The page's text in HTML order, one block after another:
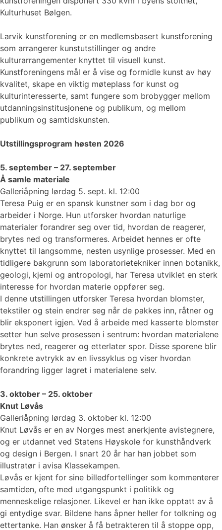
Kulturhuset Bølgen.
Larvik kunstforening er en medlemsbasert kunstforening
som arrangerer kunstutstillinger og andre
kulturarrangementer knyttet til visuell kunst.
Kunstforeningens mål er å vise og formidle kunst av høy
kvalitet, skape en viktig møteplass for kunst og
kulturinteresserte, samt fungere som brobygger mellom
utdanningsinstitusjonene og publikum, og mellom
publikum og samtidskunsten.
Utstillingsprogram høsten 2026
5. september – 27. september
Å samle materiale
Galleriåpning lørdag 5. sept. kl. 12:00
Teresa Puig er en spansk kunstner som i dag bor og
arbeider i Norge. Hun utforsker hvordan naturlige
materialer forandrer seg over tid, hvordan de reagerer,
brytes ned og transformeres. Arbeidet hennes er ofte
knyttet til langsomme, nesten usynlige prosesser. Med en
tidligere bakgrunn som laboratorietekniker innen botanikk,
geologi, kjemi og antropologi, har Teresa utviklet en sterk
interesse for hvordan materie oppfører seg.
I denne utstillingen utforsker Teresa hvordan blomster,
tekstiler og stein endrer seg når de pakkes inn, råtner og
blir eksponert igjen. Ved å arbeide med kasserte blomster
setter hun selve prosessen i sentrum: hvordan materialene
brytes ned, reagerer og etterlater spor. Disse sporene blir
konkrete avtrykk av en livssyklus og viser hvordan
forandring ligger lagret i materialene selv.
3. oktober – 25. oktober
Knut Løvås
Galleriåpning lørdag 3. oktober kl. 12:00
Knut Løvås er en av Norges mest anerkjente avistegnere,
og er utdannet ved Statens Høyskole for kunsthåndverk
og design i Bergen. I snart 20 år har han jobbet som
illustratør i avisa Klassekampen.
Løvås er kjent for sine billedfortellinger som kommenterer
samtiden, ofte med utgangspunkt i politikk og
menneskelige relasjoner. Likevel er han ikke opptatt av å
gi entydige svar. Bildene hans åpner heller for tolkning og
ettertanke. Han ønsker å få betrakteren til å stoppe opp,